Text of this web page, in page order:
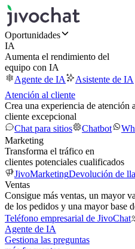
Oportunidades
IA
Aumenta el rendimiento del
equipo con IA
Agente de IA
Asistente de IA
Atención al cliente
Crea una experiencia de atención
cliente excepcional
Chat para sitios
Chatbot
Marketing
Transforma el tráfico en
clientes potenciales cualificados
JivoMarketingDevolución de
Ventas
Consigue más ventas, un mayor
de los pedidos y una mayor base
Teléfono empresarial de JivoChat
Agente de IA
Gestiona las preguntas